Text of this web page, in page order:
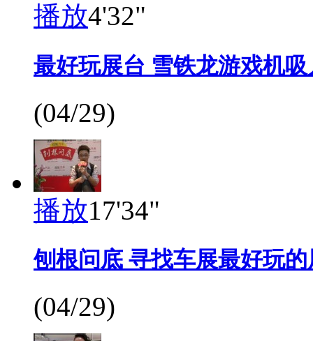
播放4'32"
最好玩展台 雪铁龙游戏机
(04/29)
播放17'34"
刨根问底 寻找车展最好玩的
(04/29)